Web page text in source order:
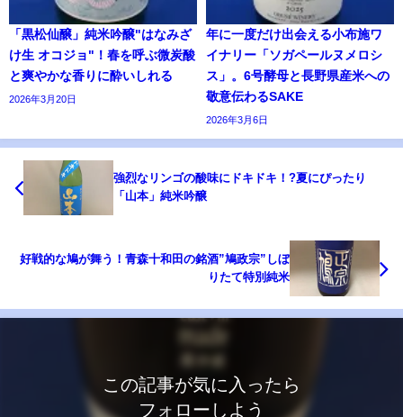
「黒松仙醸」純米吟醸"はなみざ
け生 オコジョ"！春を呼ぶ微炭酸
と爽やかな香りに酔いしれる
2026年3月20日
年に一度だけ出会える小布施ワ
イナリー「ソガペールヌメロシ
ス」。6号酵母と長野県産米への
敬意伝わるSAKE
2026年3月6日
強烈なリンゴの酸味にドキドキ！?夏にぴったり
「山本」純米吟醸
好戦的な鳩が舞う！青森十和田の銘酒”鳩政宗”しぼ
りたて特別純米
この記事が気に入ったら
フォローしよう